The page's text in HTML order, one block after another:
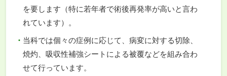
を要します（特に若年者で術後再発率が高いと言わ
れています）。
当科では個々の症例に応じて、病変に対する切除、
焼灼、吸収性補強シートによる被覆などを組み合わ
せて行っています。